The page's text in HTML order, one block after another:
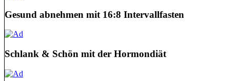
Gesund abnehmen mit 16:8 Intervallfasten
Schlank & Schön mit der Hormondiät